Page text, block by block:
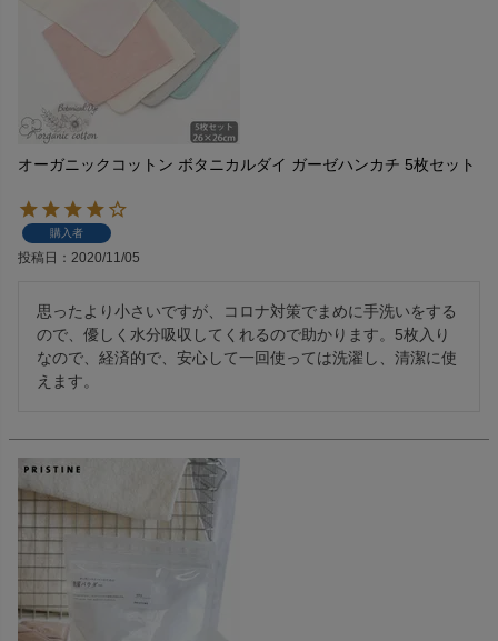
オーガニックコットン ボタニカルダイ ガーゼハンカチ 5枚セット
購入者
投稿日 2020/11/05
思ったより小さいですが、コロナ対策でまめに手洗いをする
ので、優しく水分吸収してくれるので助かります。5枚入り
なので、経済的で、安心して一回使っては洗濯し、清潔に使
えます。